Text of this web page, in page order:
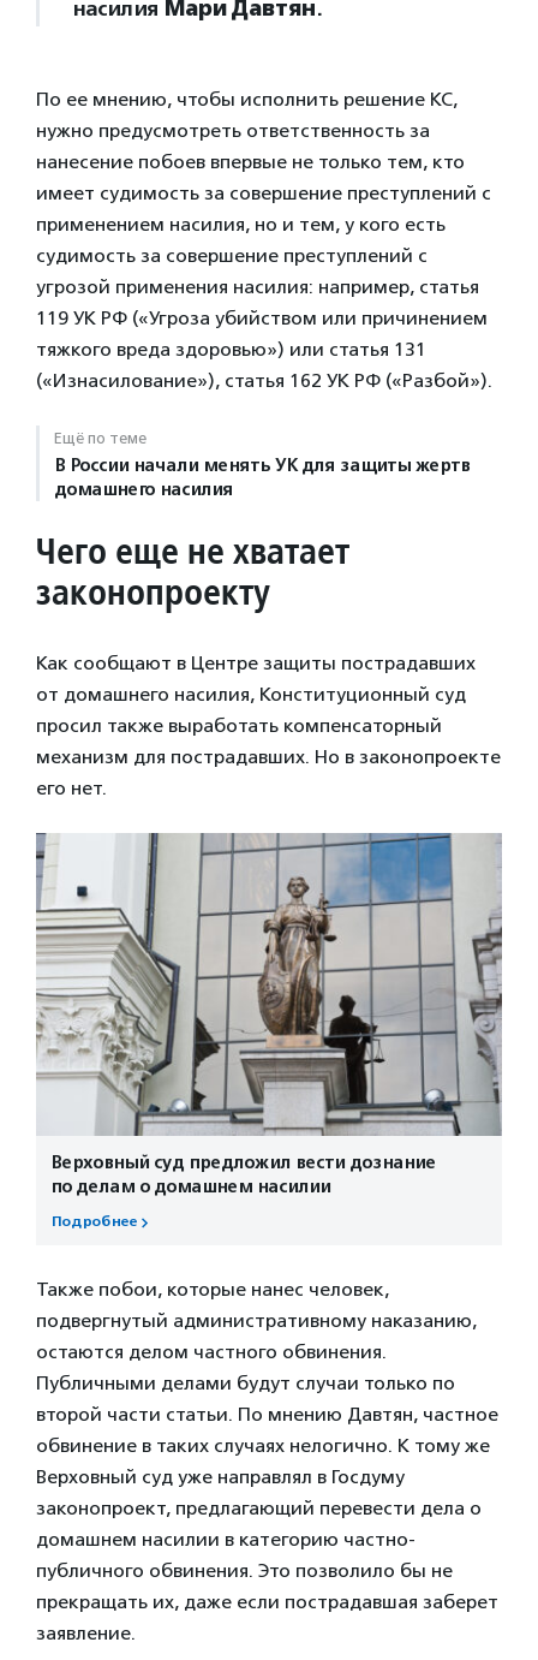
насилия Мари Давтян.
По ее мнению, чтобы исполнить решение КС,
нужно предусмотреть ответственность за
нанесение побоев впервые не только тем, кто
имеет судимость за совершение преступлений с
применением насилия, но и тем, у кого есть
судимость за совершение преступлений с
угрозой применения насилия: например, статья
119 УК РФ («Угроза убийством или причинением
тяжкого вреда здоровью») или статья 131
(«Изнасилование»), статья 162 УК РФ («Разбой»).
Ещё по теме
В России начали менять УК для защиты жертв
домашнего насилия
Чего еще не хватает
законопроекту
Как сообщают в Центре защиты пострадавших
от домашнего насилия, Конституционный суд
просил также выработать компенсаторный
механизм для пострадавших. Но в законопроекте
его нет.
Верховный суд предложил вести дознание
по делам о домашнем насилии
Подробнее
Также побои, которые нанес человек,
подвергнутый административному наказанию,
остаются делом частного обвинения.
Публичными делами будут случаи только по
второй части статьи. По мнению Давтян, частное
обвинение в таких случаях нелогично. К тому же
Верховный суд уже направлял в Госдуму
законопроект, предлагающий перевести дела о
домашнем насилии в категорию частно-
публичного обвинения. Это позволило бы не
прекращать их, даже если пострадавшая заберет
заявление.